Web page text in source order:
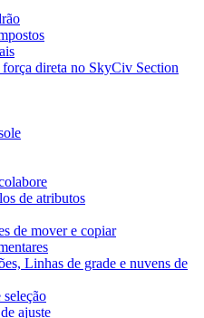
direta no SkyCiv Section
de atributos
de mover e copiar
Linhas de grade e nuvens de
seleção
ajuste